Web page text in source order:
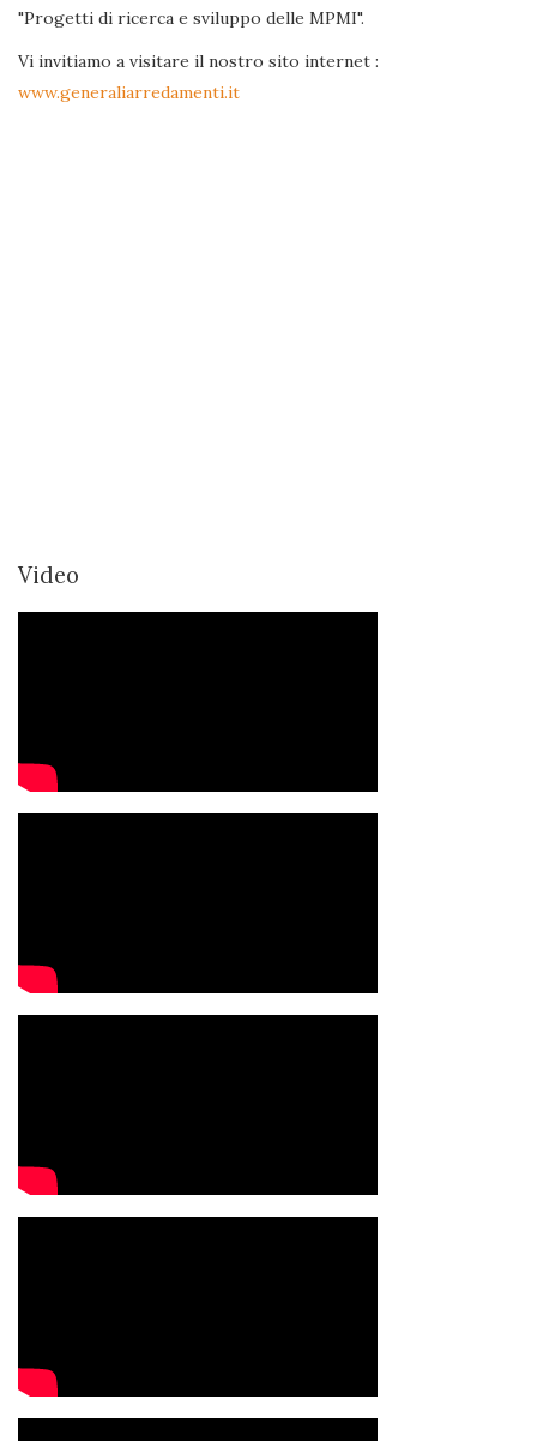
"Progetti di ricerca e sviluppo delle MPMI".
Vi invitiamo a visitare il nostro sito internet :
www.generaliarredamenti.it
Video